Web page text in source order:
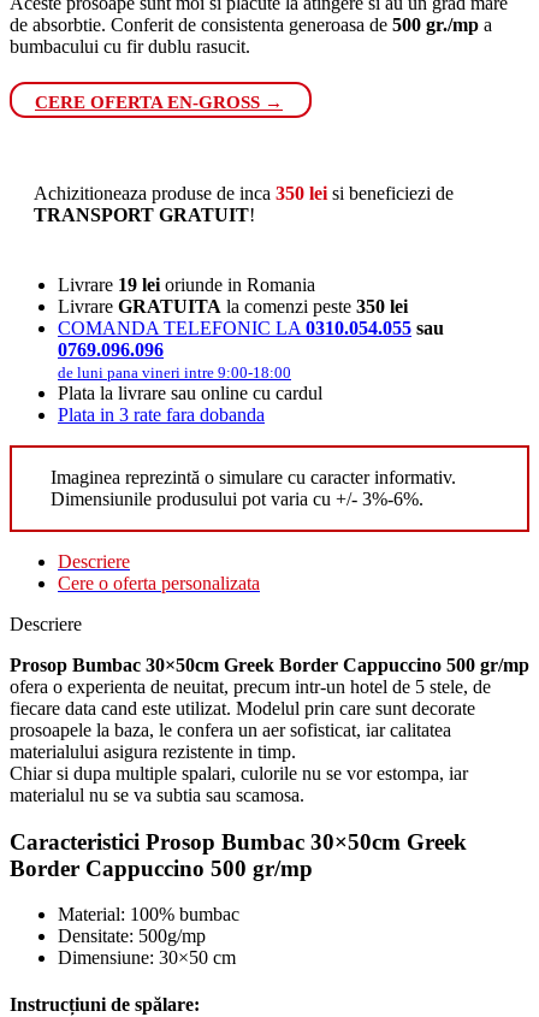
de absorbtie. Conferit de consistenta generoasa de 500 gr./mp a
bumbacului cu fir dublu rasucit.
CERE OFERTA EN-GROSS →
Achizitioneaza produse de inca 350 lei si beneficiezi de
TRANSPORT GRATUIT!
Livrare 19 lei oriunde in Romania
Livrare GRATUITA la comenzi peste 350 lei
COMANDA TELEFONIC LA 0310.054.055 sau
0769.096.096
de luni pana vineri intre 9:00-18:00
Plata la livrare sau online cu cardul
Plata in 3 rate fara dobanda
Imaginea reprezintă o simulare cu caracter informativ.
Dimensiunile produsului pot varia cu +/- 3%-6%.
Descriere
Cere o oferta personalizata
Descriere
Prosop Bumbac 30×50cm Greek Border Cappuccino 500 gr/mp
ofera o experienta de neuitat, precum intr-un hotel de 5 stele, de
fiecare data cand este utilizat. Modelul prin care sunt decorate
prosoapele la baza, le confera un aer sofisticat, iar calitatea
materialului asigura rezistente in timp.
Chiar si dupa multiple spalari, culorile nu se vor estompa, iar
materialul nu se va subtia sau scamosa.
Caracteristici Prosop Bumbac 30×50cm Greek
Border Cappuccino 500 gr/mp
Material: 100% bumbac
Densitate: 500g/mp
Dimensiune: 30×50 cm
Instrucțiuni de spălare: